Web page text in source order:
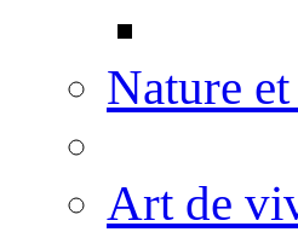
Nature
Art de